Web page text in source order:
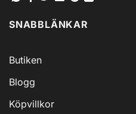
SNABBLÄNKAR
Butiken
Blogg
Köpvillkor